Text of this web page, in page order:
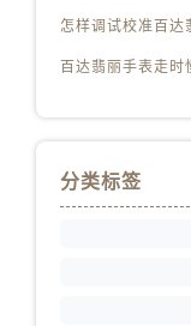
百达翡丽手表走时
分类标签